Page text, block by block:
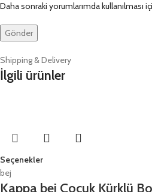
Daha sonraki yorumlarımda kullanılması
Shipping & Delivery
İlgili ürünler
Seçenekler
bej
Kappa bej Çocuk Kürklü